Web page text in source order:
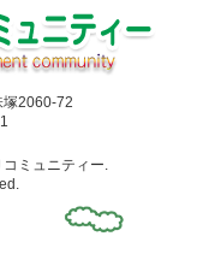
塚2060-72
ミュニティー.